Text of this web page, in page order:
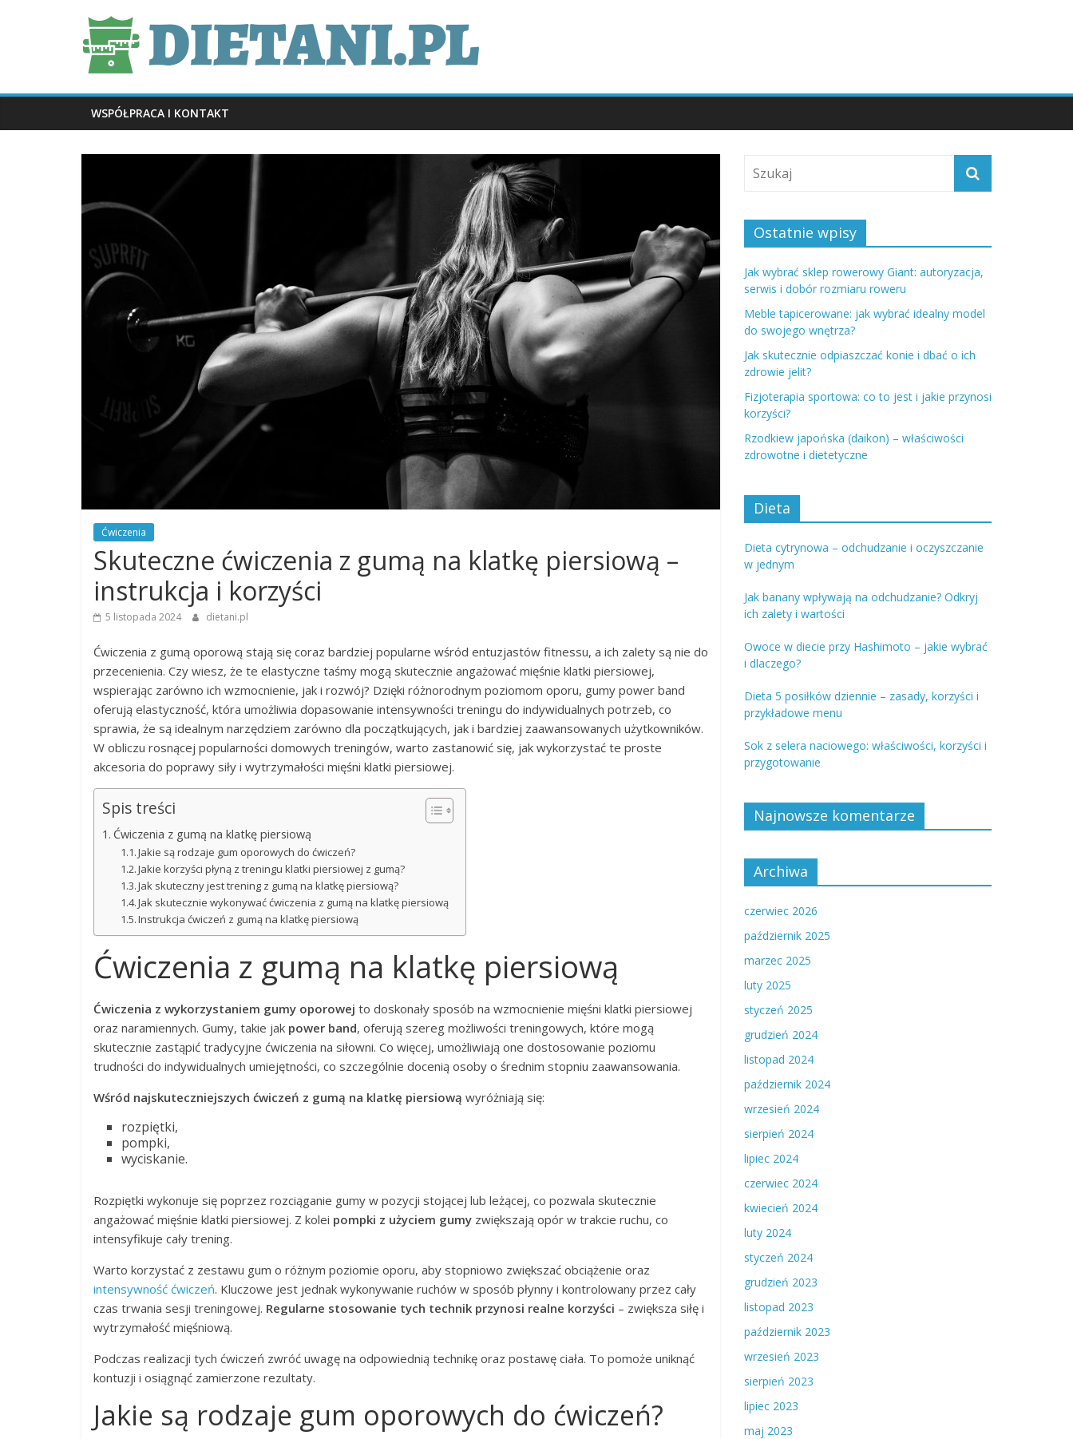
dietani.pl
WSPÓŁPRACA I KONTAKT
Ćwiczenia
Skuteczne ćwiczenia z gumą na klatkę piersiową –
instrukcja i korzyści
5 listopada 2024 dietani.pl
Ćwiczenia z gumą oporową stają się coraz bardziej popularne wśród entuzjastów fitnessu, a ich zalety są nie do
przecenienia. Czy wiesz, że te elastyczne taśmy mogą skutecznie angażować mięśnie klatki piersiowej,
wspierając zarówno ich wzmocnienie, jak i rozwój? Dzięki różnorodnym poziomom oporu, gumy power band
oferują elastyczność, która umożliwia dopasowanie intensywności treningu do indywidualnych potrzeb, co
sprawia, że są idealnym narzędziem zarówno dla początkujących, jak i bardziej zaawansowanych użytkowników.
W obliczu rosnącej popularności domowych treningów, warto zastanowić się, jak wykorzystać te proste
akcesoria do poprawy siły i wytrzymałości mięśni klatki piersiowej.
Spis treści
Ćwiczenia z gumą na klatkę piersiową
Jakie są rodzaje gum oporowych do ćwiczeń?
Jakie korzyści płyną z treningu klatki piersiowej z gumą?
Jak skuteczny jest trening z gumą na klatkę piersiową?
Jak skutecznie wykonywać ćwiczenia z gumą na klatkę piersiową
Instrukcja ćwiczeń z gumą na klatkę piersiową
Ćwiczenia z gumą na klatkę piersiową
Ćwiczenia z wykorzystaniem gumy oporowej to doskonały sposób na wzmocnienie mięśni klatki piersiowej
oraz naramiennych. Gumy, takie jak power band, oferują szereg możliwości treningowych, które mogą
skutecznie zastąpić tradycyjne ćwiczenia na siłowni. Co więcej, umożliwiają one dostosowanie poziomu
trudności do indywidualnych umiejętności, co szczególnie docenią osoby o średnim stopniu zaawansowania.
Wśród najskuteczniejszych ćwiczeń z gumą na klatkę piersiową wyróżniają się:
rozpiętki,
pompki,
wyciskanie.
Rozpiętki wykonuje się poprzez rozciąganie gumy w pozycji stojącej lub leżącej, co pozwala skutecznie
angażować mięśnie klatki piersiowej. Z kolei pompki z użyciem gumy zwiększają opór w trakcie ruchu, co
intensyfikuje cały trening.
Warto korzystać z zestawu gum o różnym poziomie oporu, aby stopniowo zwiększać obciążenie oraz
intensywność ćwiczeń. Kluczowe jest jednak wykonywanie ruchów w sposób płynny i kontrolowany przez cały
czas trwania sesji treningowej. Regularne stosowanie tych technik przynosi realne korzyści – zwiększa siłę i
wytrzymałość mięśniową.
Podczas realizacji tych ćwiczeń zwróć uwagę na odpowiednią technikę oraz postawę ciała. To pomoże uniknąć
kontuzji i osiągnąć zamierzone rezultaty.
Jakie są rodzaje gum oporowych do ćwiczeń?
Ostatnie wpisy
Jak wybrać sklep rowerowy Giant: autoryzacja,
serwis i dobór rozmiaru roweru
Meble tapicerowane: jak wybrać idealny model
do swojego wnętrza?
Jak skutecznie odpiaszczać konie i dbać o ich
zdrowie jelit?
Fizjoterapia sportowa: co to jest i jakie przynosi
korzyści?
Rzodkiew japońska (daikon) – właściwości
zdrowotne i dietetyczne
Dieta
Dieta cytrynowa – odchudzanie i oczyszczanie
w jednym
Jak banany wpływają na odchudzanie? Odkryj
ich zalety i wartości
Owoce w diecie przy Hashimoto – jakie wybrać
i dlaczego?
Dieta 5 posiłków dziennie – zasady, korzyści i
przykładowe menu
Sok z selera naciowego: właściwości, korzyści i
przygotowanie
Najnowsze komentarze
Archiwa
czerwiec 2026
październik 2025
marzec 2025
luty 2025
styczeń 2025
grudzień 2024
listopad 2024
październik 2024
wrzesień 2024
sierpień 2024
lipiec 2024
czerwiec 2024
kwiecień 2024
luty 2024
styczeń 2024
grudzień 2023
listopad 2023
październik 2023
wrzesień 2023
sierpień 2023
lipiec 2023
maj 2023